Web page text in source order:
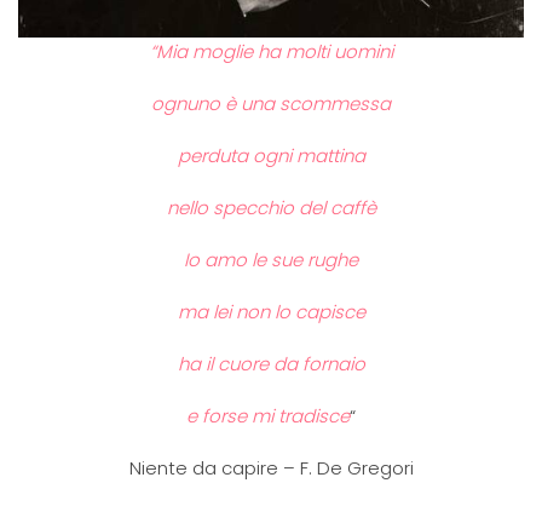
“Mia moglie ha molti uomini
ognuno è una scommessa
perduta ogni mattina
nello specchio del caffè
Io amo le sue rughe
ma lei non lo capisce
ha il cuore da fornaio
e forse mi tradisce“
Niente da capire – F. De Gregori